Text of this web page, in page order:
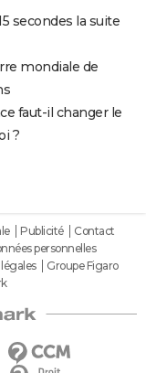
secondes la suite
mondiale de
faut-il changer le
?
Publicité
Contact
personnelles
Groupe Figaro